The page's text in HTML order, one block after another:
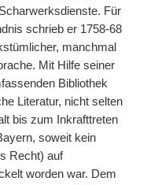
Für
schrieb er 1758-68
manchmal
Mit Hilfe seiner
Bibliothek
Literatur, nicht selten
bis zum Inkrafttreten
soweit kein
Recht) auf
worden war. Dem